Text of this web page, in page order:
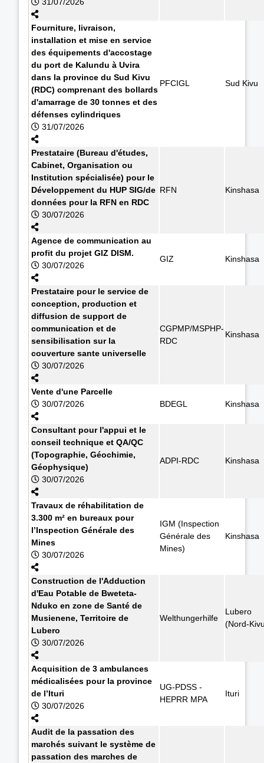
Fourniture, livraison,
installation et mise en service
des équipements d'accostage
du port de Kalundu à Uvira
dans la province du Sud Kivu
(RDC) comprenant des bollards
d'amarrage de 30 tonnes et des
défenses cylindriques
31/07/2026
PFCIGL Sud Kivu
Prestataire (Bureau d'études,
Cabinet, Organisation ou
Institution spécialisée) pour le
Développement du HUP SIG/de
données pour la RFN en RDC
30/07/2026
RFN Kinshasa
Agence de communication au
profit du projet GIZ DISM.
30/07/2026
GIZ Kinshasa
Prestataire pour le service de
conception, production et
diffusion de support de
communication et de
sensibilisation sur la
couverture sante universelle
30/07/2026
CGPMP/MSPHP-
RDC
Kinshasa
Vente d'une Parcelle
30/07/2026
BDEGL Kinshasa
Consultant pour l'appui et le
conseil technique et QA/QC
(Topographie, Géochimie,
Géophysique)
30/07/2026
ADPI-RDC Kinshasa
Travaux de réhabilitation de
3.300 m² en bureaux pour
l’Inspection Générale des
Mines
30/07/2026
IGM (Inspection
Générale des
Mines)
Kinshasa
Construction de l'Adduction
d'Eau Potable de Bweteta-
Nduko en zone de Santé de
Musienene, Territoire de
Lubero
30/07/2026
Welthungerhilfe
Lubero
(Nord-
Acquisition de 3 ambulances
médicalisées pour la province
de l’Ituri
30/07/2026
UG-PDSS -
HEPRR MPA
Ituri
Audit de la passation des
marchés suivant le système de
passation des marches de